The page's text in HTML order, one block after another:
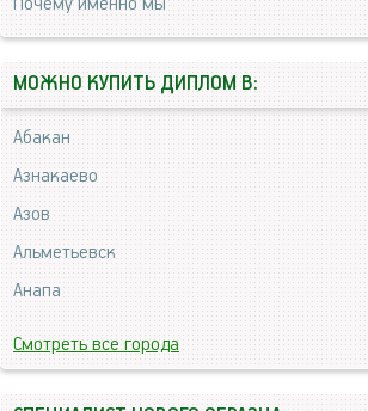
МОЖНО КУПИТЬ ДИПЛОМ В:
Абакан
Азнакаево
Азов
Альметьевск
Анапа
Смотреть все города